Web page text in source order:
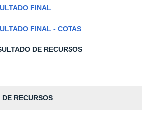
FINAL
FINAL - COTAS
DE RECURSOS
DE RECURSOS